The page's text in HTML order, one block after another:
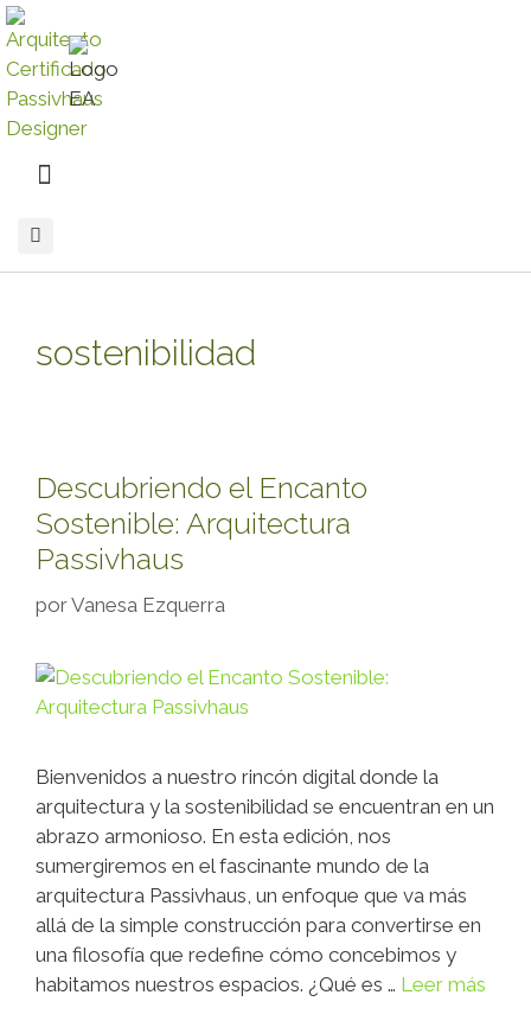
sostenibilidad
Descubriendo el Encanto
Sostenible: Arquitectura
Passivhaus
porVanesa Ezquerra
Bienvenidos a nuestro rincón digital donde la
arquitectura y la sostenibilidad se encuentran en un
abrazo armonioso. En esta edición, nos
sumergiremos en el fascinante mundo de la
arquitectura Passivhaus, un enfoque que va más
allá de la simple construcción para convertirse en
una filosofía que redefine cómo concebimos y
habitamos nuestros espacios. ¿Qué es … Leer más